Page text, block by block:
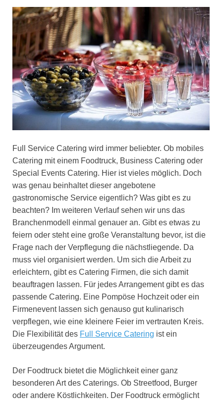
Full Service Catering wird immer beliebter. Ob mobiles
Catering mit einem Foodtruck, Business Catering oder
Special Events Catering. Hier ist vieles möglich. Doch
was genau beinhaltet dieser angebotene
gastronomische Service eigentlich? Was gibt es zu
beachten? Im weiteren Verlauf sehen wir uns das
Branchenmodell einmal genauer an. Gibt es etwas zu
feiern oder steht eine große Veranstaltung bevor, ist die
Frage nach der Verpflegung die nächstliegende. Da
muss viel organisiert werden. Um sich die Arbeit zu
erleichtern, gibt es Catering Firmen, die sich damit
beauftragen lassen. Für jedes Arrangement gibt es das
passende Catering. Eine Pompöse Hochzeit oder ein
Firmenevent lassen sich genauso gut kulinarisch
verpflegen, wie eine kleinere Feier im vertrauten Kreis.
Die Flexibilität des Full Service Catering ist ein
überzeugendes Argument.
Der Foodtruck bietet die Möglichkeit einer ganz
besonderen Art des Caterings. Ob Streetfood, Burger
oder andere Köstlichkeiten. Der Foodtruck ermöglicht